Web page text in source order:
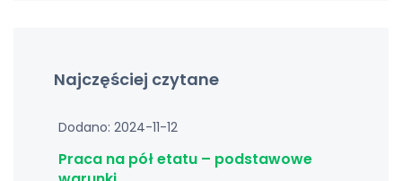
Najczęściej czytane
Dodano: 2024-11-12
Praca na pół etatu – podstawowe